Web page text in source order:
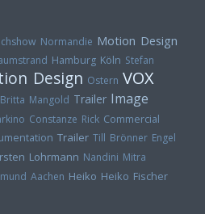
Normandie Motion Design
Hamburg Köln Stefan
Design Ostern VOX
Britta Mangold Trailer Image
Constanze Rick Commercial
Trailer Till Brönner Engel
Lohrmann Nandini Mitra
Aachen Heiko Heiko Fischer